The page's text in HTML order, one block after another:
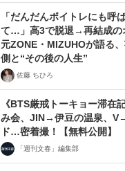
「だんだんボイトレにも呼
て…」高3で脱退→再結成の
元ZONE・MIZUHOが語る
側と“その後の人生”
佐藤 ちひろ
《BTS厳戒トーキョー滞在
み会、JIN→伊豆の温泉、
ド…密着撮！【無料公開】
「週刊文春」編集部